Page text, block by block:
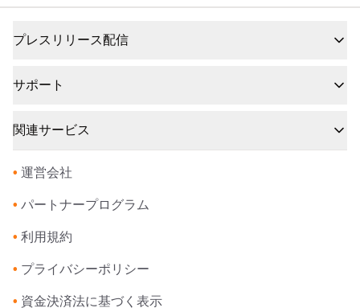
プレスリリース配信
サポート
関連サービス
• 運営会社
• パートナープログラム
• 利用規約
• プライバシーポリシー
• 資金決済法に基づく表示